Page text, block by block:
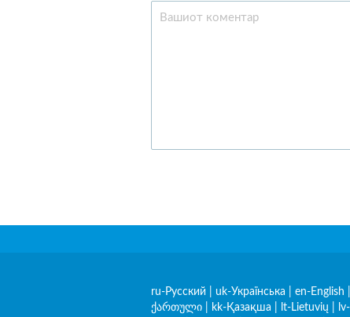
ru-Русский uk-Українська en-English
ქართული
kk-Қазақша lt-Lietuvių